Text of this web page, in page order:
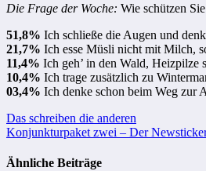
Die Frage der Woche: Wie schützen
51,8% Ich schließe die Augen und
21,7% Ich esse Müsli nicht mit Milch,
11,4% Ich geh’ in den Wald, Heizpilze
10,4% Ich trage zusätzlich zu
03,4% Ich denke schon beim Weg zur
Beitragsnavigation
Das schreiben die anderen
Konjunkturpaket zwei – Der
Ähnliche Beiträge